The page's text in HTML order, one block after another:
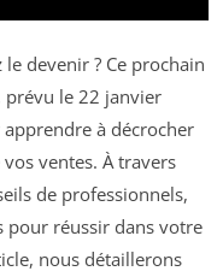
devenir ? Ce prochain
prévu le 22 janvier
à décrocher
ventes. À travers
de professionnels,
pour réussir dans votre
nous détaillerons